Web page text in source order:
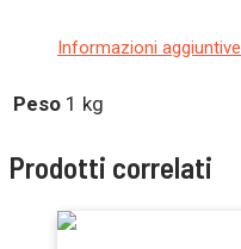
Informazioni aggiuntive
Peso 1 kg
Prodotti correlati